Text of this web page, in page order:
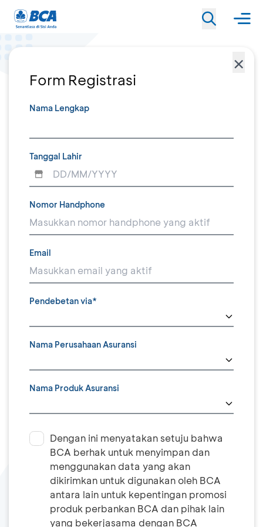
×
Form Registrasi
Nama Lengkap
Tanggal Lahir
Nomor Handphone
Email
Pendebetan via*
Nama Perusahaan Asuransi
Nama Produk Asuransi
Dengan ini menyatakan setuju bahwa
BCA berhak untuk menyimpan dan
menggunakan data yang akan
dikirimkan untuk digunakan oleh BCA
antara lain untuk kepentingan promosi
produk perbankan BCA dan pihak lain
yang bekerjasama dengan BCA